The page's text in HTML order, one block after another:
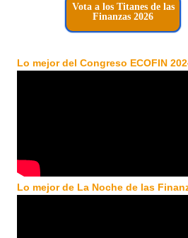
Vota a los Titanes de las
Finanzas 2026
Lo mejor del Congreso ECOFIN
Lo mejor de La Noche de las